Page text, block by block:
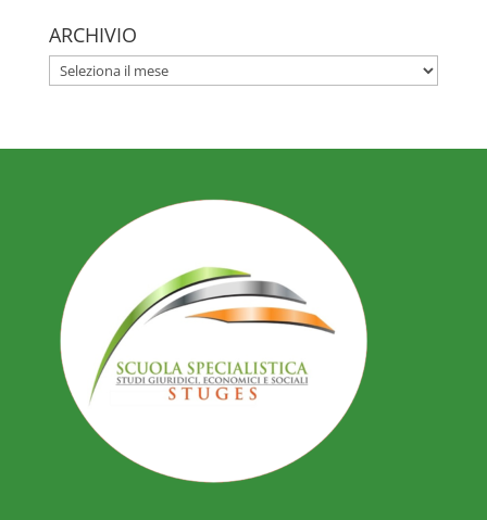
ARCHIVIO
ARCHIVIO